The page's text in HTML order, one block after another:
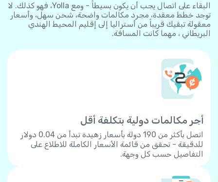
البقاء على اتصال يجب أن يكون بسيطاً - ومع Yolla، فهو كذلك. لا
توجد خطط معقدة، مجرد مكالمات واضحة، شحن سهل، وأسعار
معقولة تبقيك قريباً من أستراليا إلى إقليم المحيط الهندي
البريطاني ، مهما كانت المسافة.
أجر مكالمات دولية بتكلفة أقل
اتصل بأكثر من 190 دولة بأسعار زهيدة تبدأ من 0.04 دولار
للدقيقة - تحقق من قائمة الأسعار الكاملة للاطلاع على
التفاصيل حسب كل وجهة.